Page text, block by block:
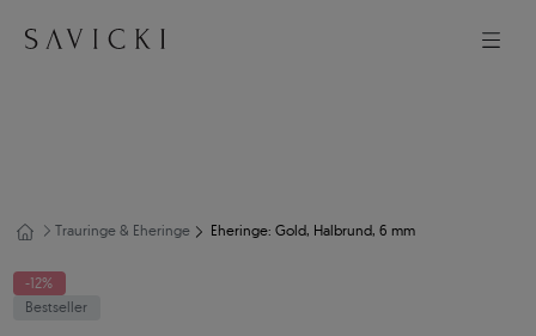
Trauringe & Eheringe Eheringe: Gold, Halbrund, 6 mm
-12%
Bestseller